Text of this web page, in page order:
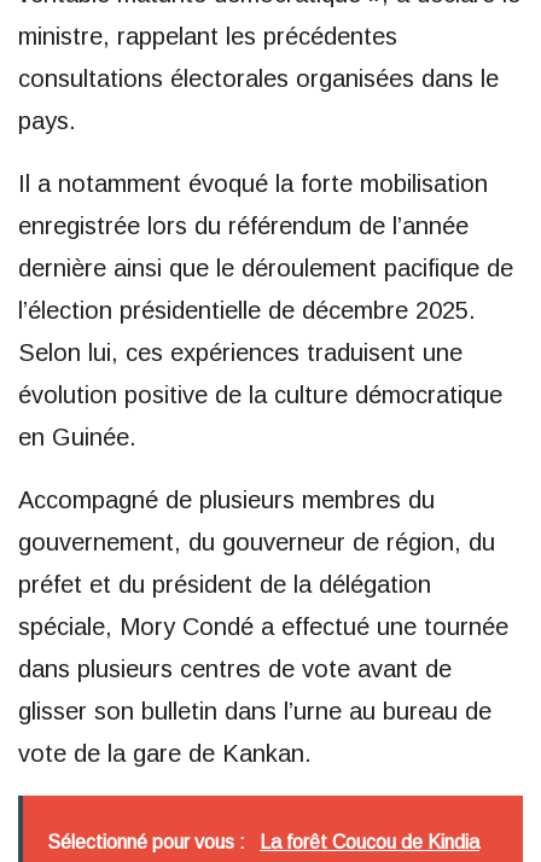
ministre, rappelant les précédentes
consultations électorales organisées dans le
pays.
Il a notamment évoqué la forte mobilisation
enregistrée lors du référendum de l’année
dernière ainsi que le déroulement pacifique de
l’élection présidentielle de décembre 2025.
Selon lui, ces expériences traduisent une
évolution positive de la culture démocratique
en Guinée.
Accompagné de plusieurs membres du
gouvernement, du gouverneur de région, du
préfet et du président de la délégation
spéciale, Mory Condé a effectué une tournée
dans plusieurs centres de vote avant de
glisser son bulletin dans l’urne au bureau de
vote de la gare de Kankan.
Sélectionné pour vous : La forêt Coucou de Kindia